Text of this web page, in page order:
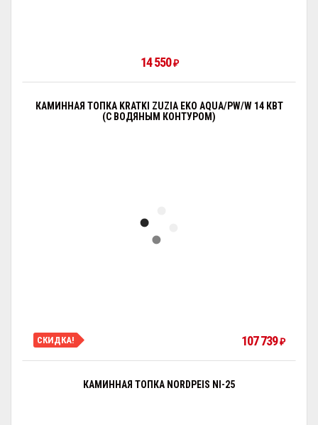
14 550₽
КАМИННАЯ ТОПКА KRATKI ZUZIA EKO AQUA/PW/W 14 КВТ
(С ВОДЯНЫМ КОНТУРОМ)
СКИДКА! 107 739₽
КАМИННАЯ ТОПКА NORDPEIS NI-25